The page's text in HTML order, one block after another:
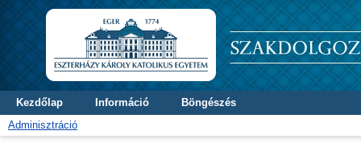
Kezdőlap Információ
Böngészés
Adminisztráció